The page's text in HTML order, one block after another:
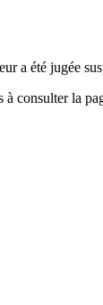
a été jugée
à consulter la